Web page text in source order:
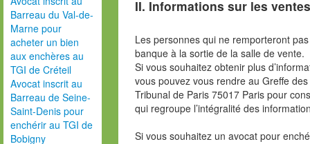
Barreau du Val-de-
Marne pour
acheter un bien
aux enchères au
TGI de Créteil
Avocat inscrit au
Barreau de Seine-
Saint-Denis pour
enchérir au TGI de
Bobigny
II. Informations sur les
Les personnes qui ne remporteront
banque à la sortie de la salle de vente.
Si vous souhaitez obtenir plus
vous pouvez vous rendre au Greffe
Tribunal de Paris 75017 Paris pour
qui regroupe l’intégralité des
Si vous souhaitez un avocat pour